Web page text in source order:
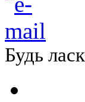
Будь